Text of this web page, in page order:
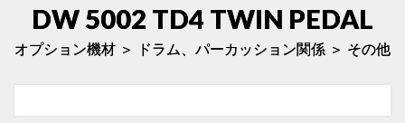
DW 5002 TD4 TWIN PEDAL
オプション機材 ＞ ドラム、パーカッション関係 ＞ その他